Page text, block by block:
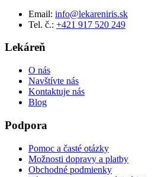
Email: info@lekareniris.sk
Tel. č.: +421 917 520 249
Lekáreň
O nás
Navštívte nás
Kontaktuje nás
Blog
Podpora
Pomoc a časté otázky
Možnosti dopravy a platby
Obchodné podmienky